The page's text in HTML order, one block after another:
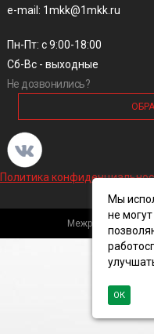
e-mail: 1mkk@1mkk.ru
Пн-Пт: с 9:00-18:00
Сб-Вс - выходные
Не дозвонились?
Политика
Межрегиональная
Мы
не
ОК